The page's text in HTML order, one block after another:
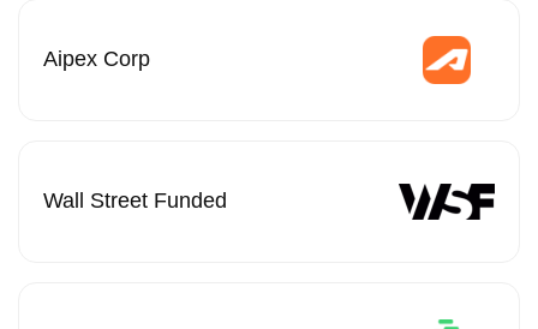
Aipex Corp
Wall Street Funded